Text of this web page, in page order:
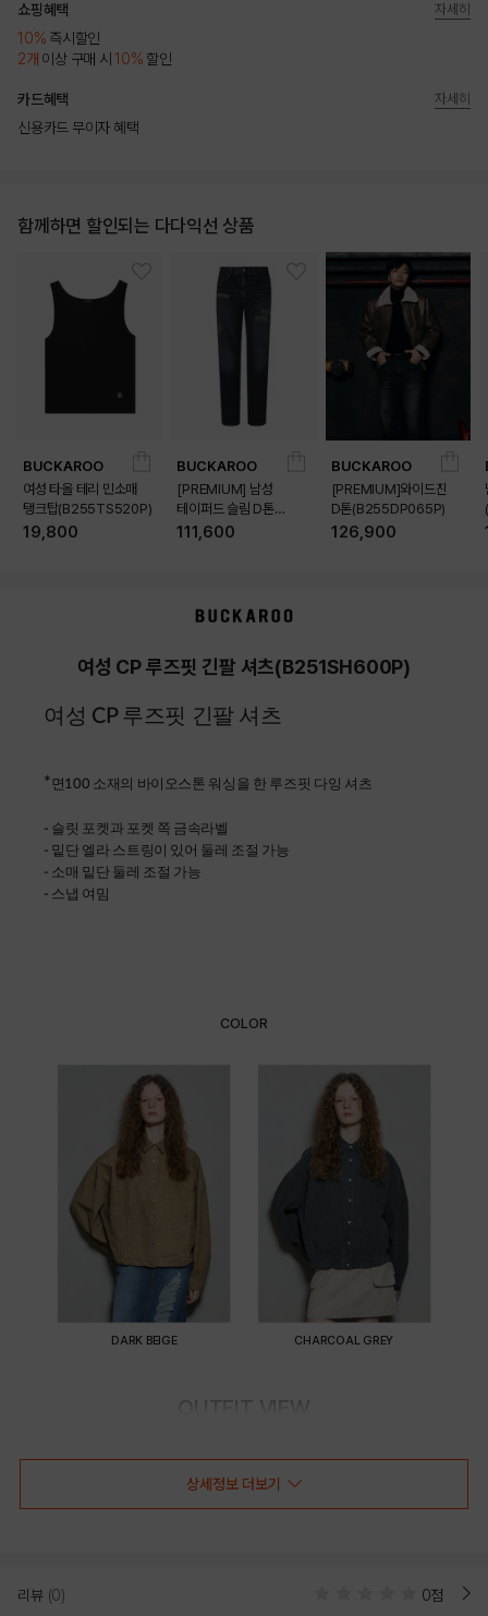
쇼핑혜택
10% 즉시할인
2개 이상 구매 시10% 할인
자세히
카드혜택
신용카드 무이자 혜택
자세히
함께하면 할인되는 다다익선 상품
BUCKAROO
여성 타올 테리 민소매
탱크탑(B255TS520P)
19,800
BUCKAROO
[PREMIUM] 남성
테이퍼드 슬림 D톤
(B255DP160P)
111,600
BUCKAROO
[PREMIUM]와이드진
D톤(B255DP065P)
126,900
여성 CP 루즈핏 긴팔 셔츠(B251SH600P)
여성 CP 루즈핏 긴팔 셔츠
*면100 소재의 바이오스톤 워싱을 한 루즈핏 다잉 셔츠
- 슬릿 포켓과 포켓 쪽 금속라벨
- 밑단 엘라 스트링이 있어 둘레 조절 가능
- 소매 밑단 둘레 조절 가능
- 스냅 여밈
COLOR
DARK BEIGE CHARCOAL GREY
상세정보 더보기
리뷰 (0) 0점